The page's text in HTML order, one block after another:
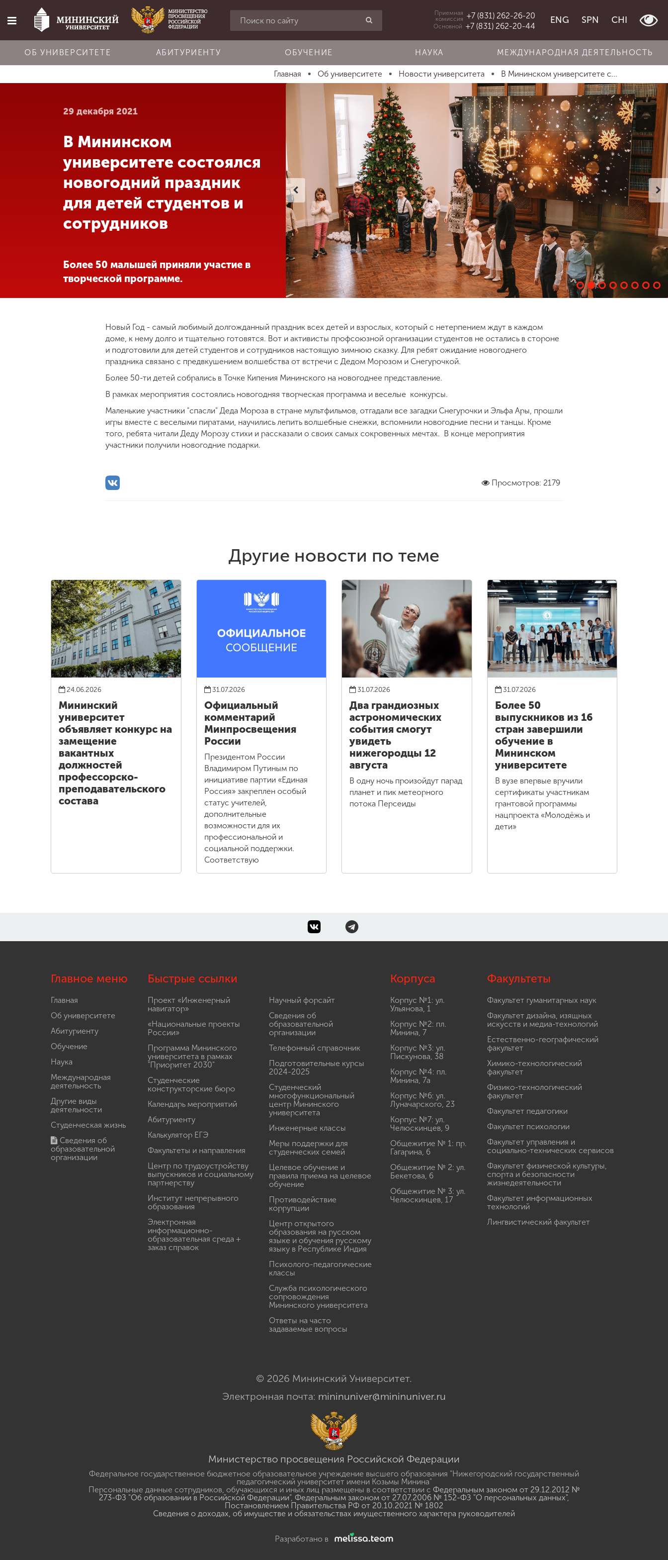
Главная
Об университете
Абитуриенту
Обучение
Другие виды
Приемная
комиссия +7 (831) 262-26-20
Основной +7 (831) 262-20-44
ENG SPN CHI
ОБ УНИВЕРСИТЕТЕ АБИТУРИЕНТУ ОБУЧЕНИЕ НАУКА МЕЖДУНАРОДНАЯ ДЕЯТЕЛЬНОСТЬ
Главная Об университете Новости университета В Мининском университете с...
29 декабря 2021
В Мининском
университете состоялся
новогодний праздник
для детей студентов и
сотрудников
Более 50 малышей приняли участие в
творческой программе.
Новый Год - самый любимый долгожданный праздник всех детей и взрослых, который с нетерпением ждут в каждом
доме, к нему долго и тщательно готовятся. Вот и активисты профсоюзной организации студентов не остались в стороне
и подготовили для детей студентов и сотрудников настоящую зимнюю сказку. Для ребят ожидание новогоднего
праздника связано с предвкушением волшебства от встречи с Дедом Морозом и Снегурочкой.
Более 50-ти детей собрались в Точке Кипения Мининского на новогоднее представление.
В рамках мероприятия состоялись новогодняя творческая программа и веселые конкурсы.
Маленькие участники "спасли" Деда Мороза в стране мультфильмов, отгадали все загадки Снегурочки и Эльфа Ары, прошли
игры вместе с веселыми пиратами, научились лепить волшебные снежки, вспомнили новогодние песни и танцы. Кроме
того, ребята читали Деду Морозу стихи и рассказали о своих самых сокровенных мечтах. В конце мероприятия
участники получили новогодние подарки.
Просмотров: 2179
Другие новости по теме
24.06.2026
Мининский
университет
объявляет конкурс на
замещение
вакантных
должностей
профессорско-
преподавательского
состава
31.07.2026
Официальный
комментарий
Минпросвещения
России
Президентом России
Владимиром Путиным по
инициативе партии «Единая
Россия» закреплен особый
статус учителей,
дополнительные
возможности для их
профессиональной и
социальной поддержки.
Соответствую
31.07.2026
Два грандиозных
астрономических
события смогут
увидеть
нижегородцы 12
августа
В одну ночь произойдут парад
планет и пик метеорного
потока Персеиды
31.07.2026
Более 50
выпускников из 16
стран завершили
обучение в
Мининском
университете
В вузе впервые вручили
сертификаты участникам
грантовой программы
нацпроекта «Молодёжь и
дети»
Главное меню
Главная
Об университете
Абитуриенту
Обучение
Наука
Международная
деятельность
Другие виды
деятельности
Студенческая жизнь
Сведения об
образовательной
организации
Быстрые ссылки
Проект «Инженерный
навигатор»
«Национальные проекты
России»
Программа Мининского
университета в рамках
"Приоритет 2030"
Студенческие
конструкторские бюро
Календарь мероприятий
Абитуриенту
Калькулятор ЕГЭ
Факультеты и направления
Центр по трудоустройству
выпускников и социальному
партнерству
Институт непрерывного
образования
Электронная
информационно-
образовательная среда +
заказ справок
Научный форсайт
Сведения об
образовательной
организации
Телефонный справочник
Подготовительные курсы
2024-2025
Студенческий
многофункциональный
центр Мининского
университета
Инженерные классы
Меры поддержки для
студенческих семей
Целевое обучение и
правила приема на целевое
обучение
Противодействие
коррупции
Центр открытого
образования на русском
языке и обучения русскому
языку в Республике Индия
Психолого-педагогические
классы
Служба психологического
сопровождения
Мининского университета
Ответы на часто
задаваемые вопросы
Корпуса
Корпус №1: ул.
Ульянова, 1
Корпус №2: пл.
Минина, 7
Корпус №3: ул.
Пискунова, 38
Корпус №4: пл.
Минина, 7а
Корпус №6: ул.
Луначарского, 23
Корпус №7: ул.
Челюскинцев, 9
Общежитие № 1: пр.
Гагарина, 6
Общежитие № 2: ул.
Бекетова, 6
Общежитие № 3: ул.
Челюскинцев, 17
Факультеты
Факультет гуманитарных наук
Факультет дизайна, изящных
искусств и медиа-технологий
Естественно-географический
факультет
Химико-технологический
факультет
Физико-технологический
факультет
Факультет педагогики
Факультет психологии
Факультет управления и
социально-технических сервисов
Факультет физической культуры,
спорта и безопасности
жизнедеятельности
Факультет информационных
технологий
Лингвистический факультет
© 2026 Мининский Университет.
Электронная почта: mininuniver@mininuniver.ru
Министерство просвещения Российской Федерации
Федеральное государственное бюджетное образовательное учреждение высшего образования "Нижегородский государственный
педагогический университет имени Козьмы Минина"
Персональные данные сотрудников, обучающихся и иных лиц размещены в соответствии с Федеральным законом от 29.12.2012 №
273-ФЗ "Об образовании в Российской Федерации", Федеральным законом от 27.07.2006 № 152-ФЗ "О персональных данных",
Постановлением Правительства РФ от 20.10.2021 № 1802
Сведения о доходах, об имуществе и обязательствах имущественного характера руководителей
Разработано в